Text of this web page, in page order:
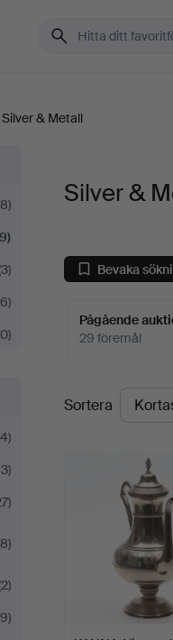
Silver & Metall
Silver &
Bevaka
Pågående
29 föremål
Pågående
auktioner
Sortera